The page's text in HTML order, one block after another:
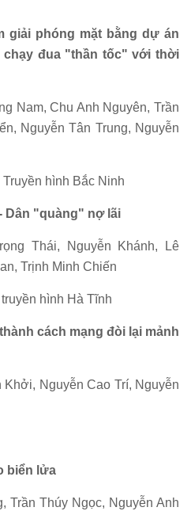
giải phóng mặt bằng dự án
chạy đua "thần tốc" với thời
Nam, Chu Anh Nguyên, Trần
Nguyễn Tân Trung, Nguyễn
hình Bắc Ninh
Dân "quàng" nợ lãi
Thái, Nguyễn Khánh, Lê
Trịnh Minh Chiến
hình Hà Tĩnh
cách mạng đòi lại mảnh
Khởi, Nguyễn Cao Trí, Nguyễn
biển lửa
Trần Thúy Ngọc, Nguyễn Anh